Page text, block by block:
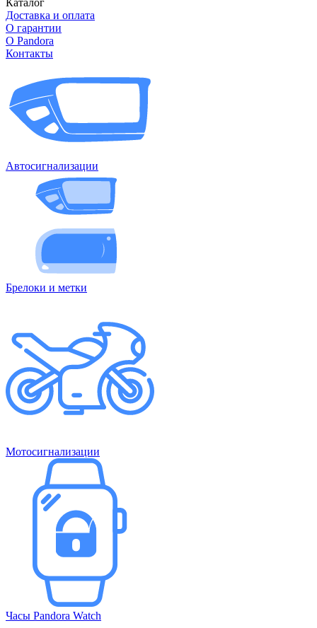
Каталог
Доставка и оплата
О гарантии
О Pandora
Контакты
Автосигнализации
Брелоки и метки
Мотосигнализации
Часы Pandora Watch